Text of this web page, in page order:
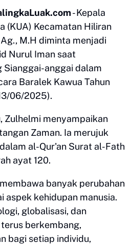
- Kepala
(KUA) Kecamatan Hiliran
M.H diminta menjadi
Nurul Iman saat
Sianggai-anggai dalam
Baralek Kawua Tahun
06/2025).
Zulhelmi menyampaikan
Zaman. Ia merujuk
al-Qur'an Surat al-Fath
ayat 120.
banyak perubahan
aspek kehidupan manusia.
globalisasi, dan
berkembang,
bagi setiap individu,